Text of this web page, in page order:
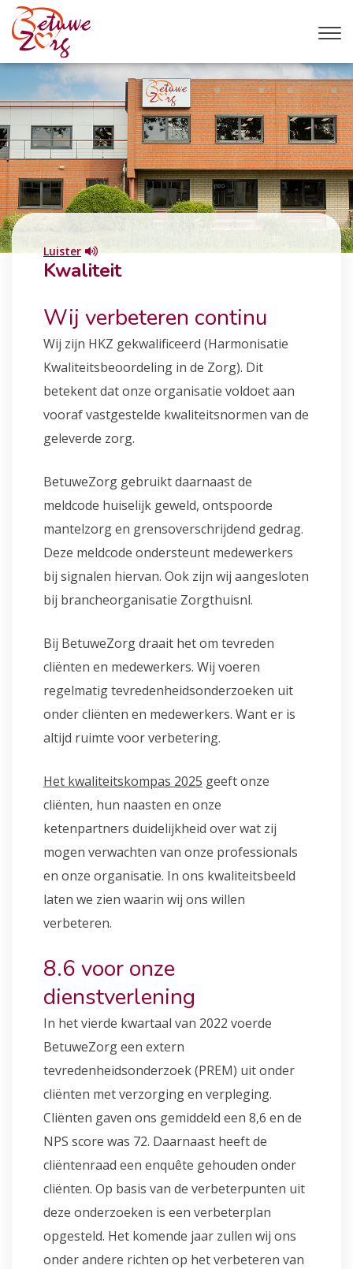
Luister
Kwaliteit
Wij verbeteren continu
Wij zijn HKZ gekwalificeerd (Harmonisatie
Kwaliteitsbeoordeling in de Zorg). Dit
betekent dat onze organisatie voldoet aan
vooraf vastgestelde kwaliteitsnormen van de
geleverde zorg.
BetuweZorg gebruikt daarnaast de
meldcode huiselijk geweld, ontspoorde
mantelzorg en grensoverschrijdend gedrag.
Deze meldcode ondersteunt medewerkers
bij signalen hiervan. Ook zijn wij aangesloten
bij brancheorganisatie Zorgthuisnl.
Bij BetuweZorg draait het om tevreden
cliënten en medewerkers. Wij voeren
regelmatig tevredenheidsonderzoeken uit
onder cliënten en medewerkers. Want er is
altijd ruimte voor verbetering.
Het kwaliteitskompas 2025 geeft onze
cliënten, hun naasten en onze
ketenpartners duidelijkheid over wat zij
mogen verwachten van onze professionals
en onze organisatie. In ons kwaliteitsbeeld
laten we zien waarin wij ons willen
verbeteren.
8.6 voor onze
dienstverlening
In het vierde kwartaal van 2022 voerde
BetuweZorg een extern
tevredenheidsonderzoek (PREM) uit onder
cliënten met verzorging en verpleging.
Cliënten gaven ons gemiddeld een 8,6 en de
NPS score was 72. Daarnaast heeft de
cliëntenraad een enquête gehouden onder
cliënten. Op basis van de verbeterpunten uit
deze onderzoeken is een verbeterplan
opgesteld. Het komende jaar zullen wij ons
onder andere richten op het verbeteren van